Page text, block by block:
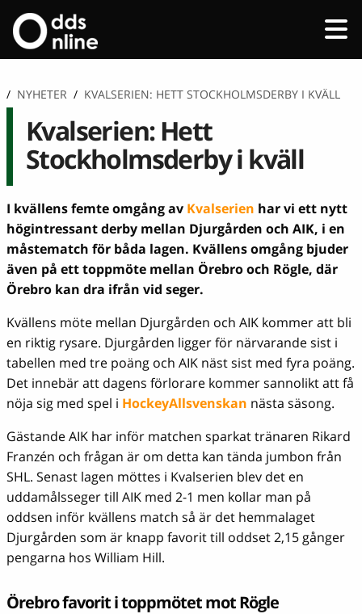
/ NYHETER / KVALSERIEN: HETT STOCKHOLMSDERBY I KVÄLL
Kvalserien: Hett
Stockholmsderby i kväll
I kvällens femte omgång av Kvalserien har vi ett nytt
högintressant derby mellan Djurgården och AIK, i en
måstematch för båda lagen. Kvällens omgång bjuder
även på ett toppmöte mellan Örebro och Rögle, där
Örebro kan dra ifrån vid seger.
Kvällens möte mellan Djurgården och AIK kommer att bli
en riktig rysare. Djurgården ligger för närvarande sist i
tabellen med tre poäng och AIK näst sist med fyra poäng.
Det innebär att dagens förlorare kommer sannolikt att få
nöja sig med spel i HockeyAllsvenskan nästa säsong.
Gästande AIK har inför matchen sparkat tränaren Rikard
Franzén och frågan är om detta kan tända jumbon från
SHL. Senast lagen möttes i Kvalserien blev det en
uddamålsseger till AIK med 2-1 men kollar man på
oddsen inför kvällens match så är det hemmalaget
Djurgården som är knapp favorit till oddset 2,15 gånger
pengarna hos William Hill.
Örebro favorit i toppmötet mot Rögle